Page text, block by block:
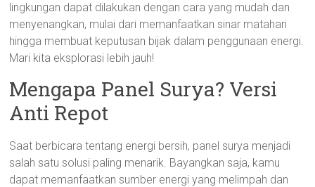
lingkungan dapat dilakukan dengan cara yang mudah dan
menyenangkan, mulai dari memanfaatkan sinar matahari
hingga membuat keputusan bijak dalam penggunaan energi.
Mari kita eksplorasi lebih jauh!
Mengapa Panel Surya? Versi
Anti Repot
Saat berbicara tentang energi bersih, panel surya menjadi
salah satu solusi paling menarik. Bayangkan saja, kamu
dapat memanfaatkan sumber energi yang melimpah dan